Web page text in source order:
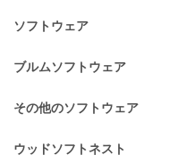
ソフトウェア
ブルムソフトウェア
その他のソフトウェア
ウッドソフトネスト